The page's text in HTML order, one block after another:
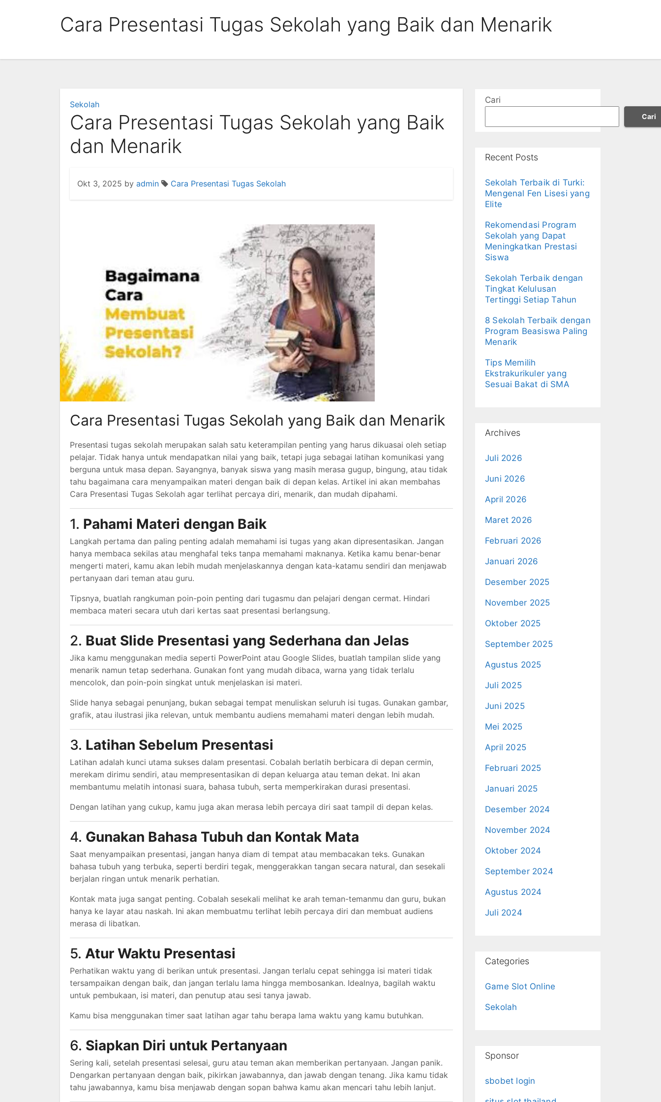
Cara Presentasi Tugas Sekolah yang Baik dan Menarik
Sekolah
Cara Presentasi Tugas Sekolah yang Baik
dan Menarik
Okt 3, 2025 by admin Cara Presentasi Tugas Sekolah
Cara Presentasi Tugas Sekolah yang Baik dan Menarik
Presentasi tugas sekolah merupakan salah satu keterampilan penting yang harus dikuasai oleh setiap
pelajar. Tidak hanya untuk mendapatkan nilai yang baik, tetapi juga sebagai latihan komunikasi yang
berguna untuk masa depan. Sayangnya, banyak siswa yang masih merasa gugup, bingung, atau tidak
tahu bagaimana cara menyampaikan materi dengan baik di depan kelas. Artikel ini akan membahas
Cara Presentasi Tugas Sekolah agar terlihat percaya diri, menarik, dan mudah dipahami.
1. Pahami Materi dengan Baik
Langkah pertama dan paling penting adalah memahami isi tugas yang akan dipresentasikan. Jangan
hanya membaca sekilas atau menghafal teks tanpa memahami maknanya. Ketika kamu benar-benar
mengerti materi, kamu akan lebih mudah menjelaskannya dengan kata-katamu sendiri dan menjawab
pertanyaan dari teman atau guru.
Tipsnya, buatlah rangkuman poin-poin penting dari tugasmu dan pelajari dengan cermat. Hindari
membaca materi secara utuh dari kertas saat presentasi berlangsung.
2. Buat Slide Presentasi yang Sederhana dan Jelas
Jika kamu menggunakan media seperti PowerPoint atau Google Slides, buatlah tampilan slide yang
menarik namun tetap sederhana. Gunakan font yang mudah dibaca, warna yang tidak terlalu
mencolok, dan poin-poin singkat untuk menjelaskan isi materi.
Slide hanya sebagai penunjang, bukan sebagai tempat menuliskan seluruh isi tugas. Gunakan gambar,
grafik, atau ilustrasi jika relevan, untuk membantu audiens memahami materi dengan lebih mudah.
3. Latihan Sebelum Presentasi
Latihan adalah kunci utama sukses dalam presentasi. Cobalah berlatih berbicara di depan cermin,
merekam dirimu sendiri, atau mempresentasikan di depan keluarga atau teman dekat. Ini akan
membantumu melatih intonasi suara, bahasa tubuh, serta memperkirakan durasi presentasi.
Dengan latihan yang cukup, kamu juga akan merasa lebih percaya diri saat tampil di depan kelas.
4. Gunakan Bahasa Tubuh dan Kontak Mata
Saat menyampaikan presentasi, jangan hanya diam di tempat atau membacakan teks. Gunakan
bahasa tubuh yang terbuka, seperti berdiri tegak, menggerakkan tangan secara natural, dan sesekali
berjalan ringan untuk menarik perhatian.
Kontak mata juga sangat penting. Cobalah sesekali melihat ke arah teman-temanmu dan guru, bukan
hanya ke layar atau naskah. Ini akan membuatmu terlihat lebih percaya diri dan membuat audiens
merasa di libatkan.
5. Atur Waktu Presentasi
Perhatikan waktu yang di berikan untuk presentasi. Jangan terlalu cepat sehingga isi materi tidak
tersampaikan dengan baik, dan jangan terlalu lama hingga membosankan. Idealnya, bagilah waktu
untuk pembukaan, isi materi, dan penutup atau sesi tanya jawab.
Kamu bisa menggunakan timer saat latihan agar tahu berapa lama waktu yang kamu butuhkan.
6. Siapkan Diri untuk Pertanyaan
Sering kali, setelah presentasi selesai, guru atau teman akan memberikan pertanyaan. Jangan panik.
Dengarkan pertanyaan dengan baik, pikirkan jawabannya, dan jawab dengan tenang. Jika kamu tidak
tahu jawabannya, kamu bisa menjawab dengan sopan bahwa kamu akan mencari tahu lebih lanjut.
Cari
Cari
Recent Posts
Sekolah Terbaik di Turki:
Mengenal Fen Lisesi yang
Elite
Rekomendasi Program
Sekolah yang Dapat
Meningkatkan Prestasi
Siswa
Sekolah Terbaik dengan
Tingkat Kelulusan
Tertinggi Setiap Tahun
8 Sekolah Terbaik dengan
Program Beasiswa Paling
Menarik
Tips Memilih
Ekstrakurikuler yang
Sesuai Bakat di SMA
Archives
Juli 2026
Juni 2026
April 2026
Maret 2026
Februari 2026
Januari 2026
Desember 2025
November 2025
Oktober 2025
September 2025
Agustus 2025
Juli 2025
Juni 2025
Mei 2025
April 2025
Februari 2025
Januari 2025
Desember 2024
November 2024
Oktober 2024
September 2024
Agustus 2024
Juli 2024
Categories
Game Slot Online
Sekolah
Sponsor
sbobet login